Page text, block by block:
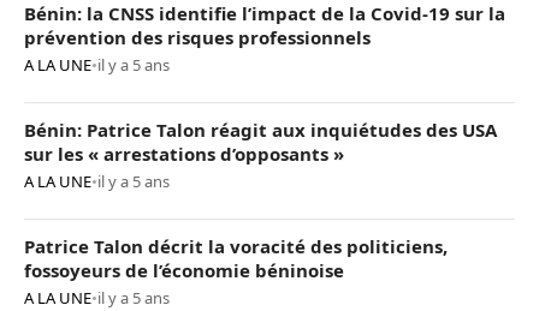
Bénin: la CNSS identifie l’impact de la Covid-19 sur la
prévention des risques professionnels
A LA UNE•il y a 5 ans
Bénin: Patrice Talon réagit aux inquiétudes des USA
sur les « arrestations d’opposants »
A LA UNE•il y a 5 ans
Patrice Talon décrit la voracité des politiciens,
fossoyeurs de l’économie béninoise
A LA UNE•il y a 5 ans